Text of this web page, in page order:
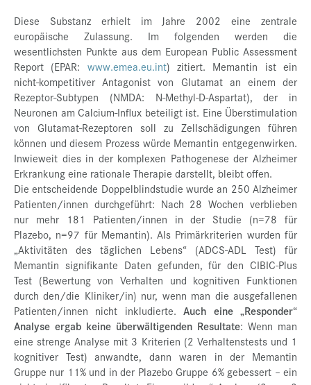
Diese Substanz erhielt im Jahre 2002 eine zentrale
europäische Zulassung. Im folgenden werden die
wesentlichsten Punkte aus dem European Public Assessment
Report (EPAR: www.emea.eu.int) zitiert. Memantin ist ein
nicht-kompetitiver Antagonist von Glutamat an einem der
Rezeptor-Subtypen (NMDA: N-Methyl-D-Aspartat), der in
Neuronen am Calcium-Influx beteiligt ist. Eine Überstimulation
von Glutamat-Rezeptoren soll zu Zellschädigungen führen
können und diesem Prozess würde Memantin entgegenwirken.
Inwieweit dies in der komplexen Pathogenese der Alzheimer
Erkrankung eine rationale Therapie darstellt, bleibt offen.
Die entscheidende Doppelblindstudie wurde an 250 Alzheimer
Patienten/innen durchgeführt: Nach 28 Wochen verblieben
nur mehr 181 Patienten/innen in der Studie (n=78 für
Plazebo, n=97 für Memantin). Als Primärkriterien wurden für
„Aktivitäten des täglichen Lebens“ (ADCS-ADL Test) für
Memantin signifikante Daten gefunden, für den CIBIC-Plus
Test (Bewertung von Verhalten und kognitiven Funktionen
durch den/die Kliniker/in) nur, wenn man die ausgefallenen
Patienten/innen nicht inkludierte.Auch eine „Responder“
Analyse ergab keine überwältigenden Resultate: Wenn man
eine strenge Analyse mit 3 Kriterien (2 Verhaltenstests und 1
kognitiver Test) anwandte, dann waren in der Memantin
Gruppe nur 11% und in der Plazebo Gruppe 6% gebessert – ein